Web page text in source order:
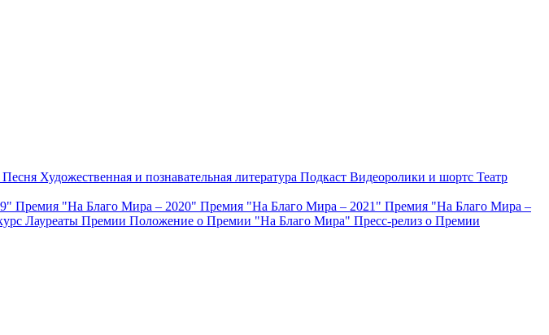
Песня Художественная и познавательная литература Подкаст Видеоролики и шортс Театр
Премия "На Благо Мира – 2020" Премия "На Благо Мира – 2021" Премия "На Благо Мира –
Лауреаты Премии Положение о Премии "На Благо Мира" Пресс-релиз о Премии